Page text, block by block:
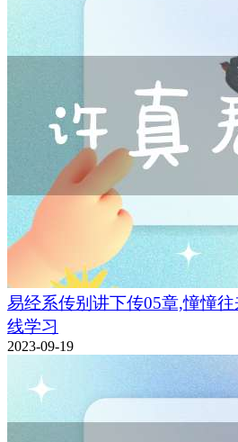
易经系传别讲下传05章,憧憧
线学习
2023-09-19